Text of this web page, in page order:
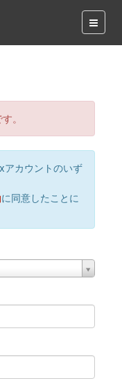
。
カウントのいず
に同意したことに